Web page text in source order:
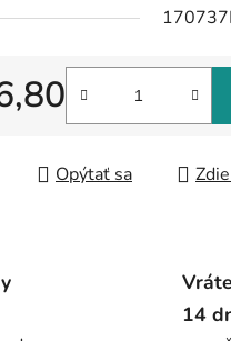
cena:
Opýtať sa
14